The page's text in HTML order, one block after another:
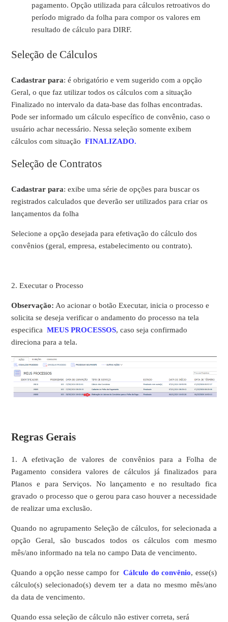
pagamento. Opção utilizada para cálculos retroativos do
período migrado da folha para compor os valores em
resultado de cálculo para DIRF.
Seleção de Cálculos
Cadastrar para: é obrigatório e vem sugerido com a opção
Geral, o que faz utilizar todos os cálculos com a situação
Finalizado no intervalo da data-base das folhas encontradas.
Pode ser informado um cálculo específico de convênio, caso o
usuário achar necessário. Nessa seleção somente exibem
cálculos com situaçãoFINALIZADO.
Seleção de Contratos
Cadastrar para: exibe uma série de opções para buscar os
registrados calculados que deverão ser utilizados para criar os
lançamentos da folha
Selecione a opção desejada para efetivação do cálculo dos
convênios (geral, empresa, estabelecimento ou contrato).
2. Executar o Processo
Observação: Ao acionar o botão Executar, inicia o processo e
solicita se deseja verificar o andamento do processo na tela
especificaMEUS PROCESSOS, caso seja confirmado
direciona para a tela.
Regras Gerais
1. A efetivação de valores de convênios para a Folha de
Pagamento considera valores de cálculos já finalizados para
Planos e para Serviços. No lançamento e no resultado fica
gravado o processo que o gerou para caso houver a necessidade
de realizar uma exclusão.
Quando no agrupamento Seleção de cálculos, for selecionada a
opção Geral, são buscados todos os cálculos com mesmo
mês/ano informado na tela no campo Data de vencimento.
Quando a opção nesse campo forCálculo do convênio, esse(s)
cálculo(s) selecionado(s) devem ter a data no mesmo mês/ano
da data de vencimento.
Quando essa seleção de cálculo não estiver correta, será